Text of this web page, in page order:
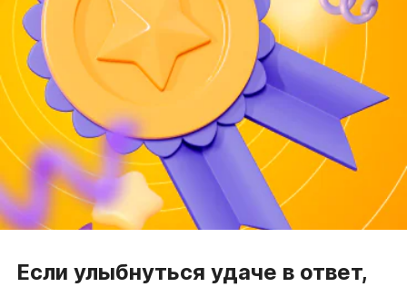
Если улыбнуться удаче в ответ,